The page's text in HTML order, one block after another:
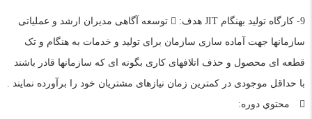
9- کارگاه تولید بهنگام JIT هدف:  توسعه آگاهی مدیران ارشد و عملیاتی
سازمانها جهت آماده سازی سازمان برای تولید و خدمات به هنگام و تک
قطعه ای محصول و حذف اتلافهای کاری بگونه ای که سازمانها قادر باشند
با حداقل موجودی در کمترین زمان نیازهای مشتریان خود را برآورده نمایند .
محتوي دوره: